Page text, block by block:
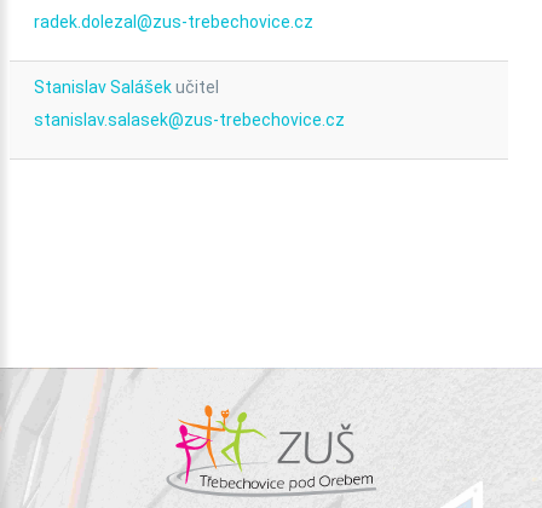
radek.dolezal@zus-trebechovice.cz
Stanislav Salášekučitel
stanislav.salasek@zus-trebechovice.cz